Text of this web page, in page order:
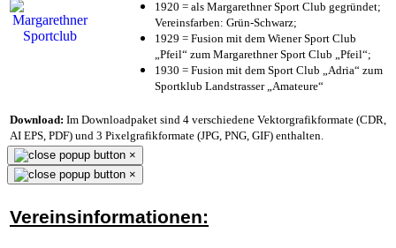
1920 = als Margarethner Sport Club gegründet;
Vereinsfarben: Grün-Schwarz;
1929 = Fusion mit dem Wiener Sport Club
„Pfeil“ zum Margarethner Sport Club „Pfeil“;
1930 = Fusion mit dem Sport Club „Adria“ zum
Sportklub Landstrasser „Amateure“
Download: Im Downloadpaket sind 4 verschiedene Vektorgrafikformate (CDR,
AI EPS, PDF) und 3 Pixelgrafikformate (JPG, PNG, GIF) enthalten.
×
×
Vereinsinformationen: